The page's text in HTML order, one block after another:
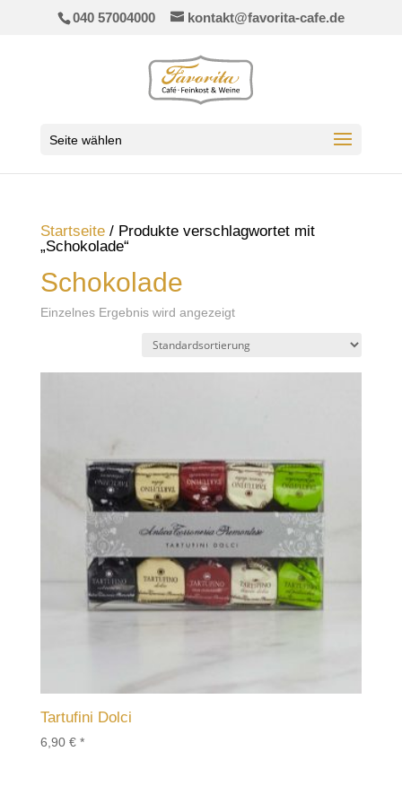
040 57004000 kontakt@favorita-cafe.de
Seite wählen
Startseite/ Produkte verschlagwortet mit
„Schokolade“
Schokolade
Einzelnes Ergebnis wird angezeigt
Tartufini Dolci
6,90 € *